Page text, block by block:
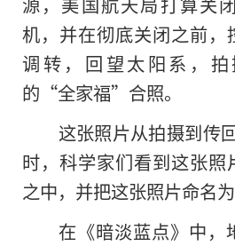
机，并在彻底关闭之前，
调转，回望太阳系，
的“全家福”合照。
这张照片从拍摄到传
时，科学家们看到这张照
之中，并把这张照片命名
在《暗淡蓝点》中，